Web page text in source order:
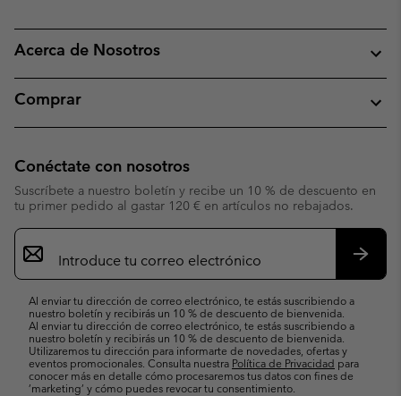
Acerca de Nosotros
Comprar
Conéctate con nosotros
Suscríbete a nuestro boletín y recibe un 10 % de descuento en
tu primer pedido al gastar 120 € en artículos no rebajados.
Suscripción
de
correo
Al enviar tu dirección de correo electrónico, te estás suscribiendo a
nuestro boletín y recibirás un 10 % de descuento de bienvenida.
Al enviar tu dirección de correo electrónico, te estás suscribiendo a
nuestro boletín y recibirás un 10 % de descuento de bienvenida.
Utilizaremos tu dirección para informarte de novedades, ofertas y
eventos promocionales. Consulta nuestra Política de Privacidad para
conocer más en detalle cómo procesaremos tus datos con fines de
’marketing’ y cómo puedes revocar tu consentimiento.